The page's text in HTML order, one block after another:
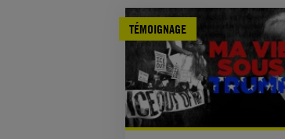
TÉMOIGNAGE